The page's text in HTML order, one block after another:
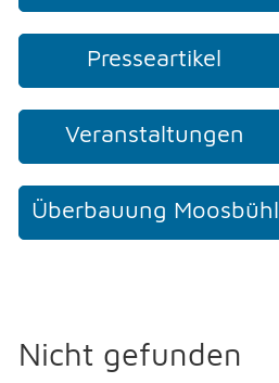
KONTAKT
Presseartikel
Veranstaltungen
Überbauung Moosbühl
Nicht gefunden